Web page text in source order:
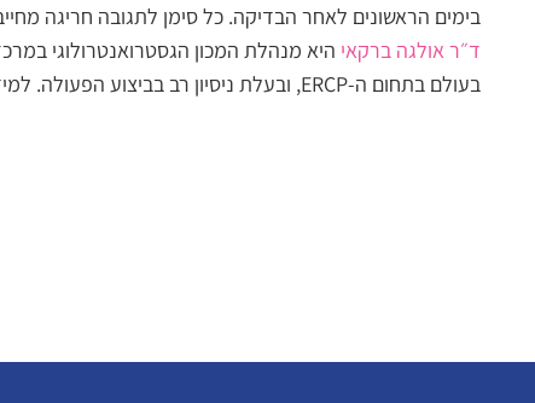
בימים הראשונים לאחר הבדיקה. כל סימן לתגובה חריגה
ד״ר אולגה ברקאי
בעולם בתחום ה-ERCP, ובעלת ניסיון רב בביצוע הפעולה. למידע נוסף אודות הבדיקה ו